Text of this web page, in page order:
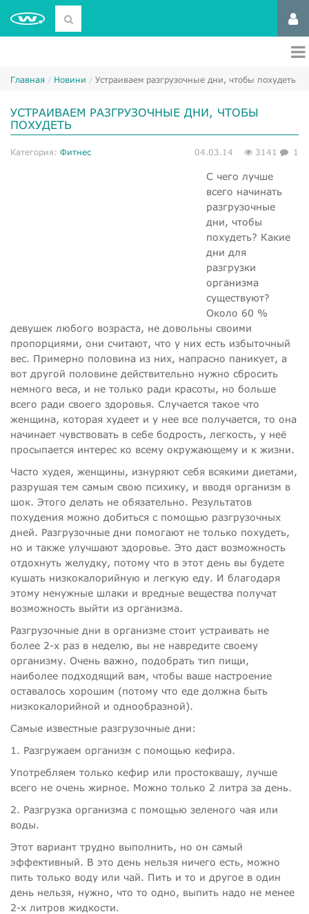
Главная Новини Устраиваем разгрузочные дни, чтобы похудеть
УСТРАИВАЕМ РАЗГРУЗОЧНЫЕ ДНИ, ЧТОБЫ
ПОХУДЕТЬ
Категория: Фитнес 04.03.14 3141 1
С чего лучше
всего начинать
разгрузочные
дни, чтобы
похудеть? Какие
дни для
разгрузки
организма
существуют?
Около 60 %
девушек любого возраста, не довольны своими
пропорциями, они считают, что у них есть избыточный
вес. Примерно половина из них, напрасно паникует, а
вот другой половине действительно нужно сбросить
немного веса, и не только ради красоты, но больше
всего ради своего здоровья. Случается такое что
женщина, которая худеет и у нее все получается, то она
начинает чувствовать в себе бодрость, легкость, у неё
просыпается интерес ко всему окружающему и к жизни.
Часто худея, женщины, изнуряют себя всякими диетами,
разрушая тем самым свою психику, и вводя организм в
шок. Этого делать не обязательно. Результатов
похудения можно добиться с помощью разгрузочных
дней. Разгрузочные дни помогают не только похудеть,
но и также улучшают здоровье. Это даст возможность
отдохнуть желудку, потому что в этот день вы будете
кушать низкокалорийную и легкую еду. И благодаря
этому ненужные шлаки и вредные вещества получат
возможность выйти из организма.
Разгрузочные дни в организме стоит устраивать не
более 2-х раз в неделю, вы не навредите своему
организму. Очень важно, подобрать тип пищи,
наиболее подходящий вам, чтобы ваше настроение
оставалось хорошим (потому что еде должна быть
низкокалорийной и однообразной).
Самые известные разгрузочные дни:
1. Разгружаем организм с помощью кефира.
Употребляем только кефир или простоквашу, лучше
всего не очень жирное. Можно только 2 литра за день.
2. Разгрузка организма с помощью зеленого чая или
воды.
Этот вариант трудно выполнить, но он самый
эффективный. В это день нельзя ничего есть, можно
пить только воду или чай. Пить и то и другое в один
день нельзя, нужно, что то одно, выпить надо не менее
2-х литров жидкости.